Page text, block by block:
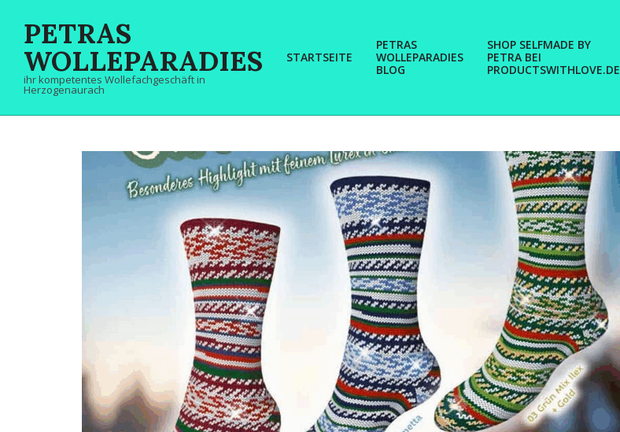
contentPETRAS
WOLLEPARADIES
ihr kompetentes Wollefachgeschäft in
Herzogenaurach
STARTSEITE
PETRAS
WOLLEPARADIES
BLOG
SHOP SELFMADE BY
PETRA BEI
PRODUCTSWITHLOVE.DE